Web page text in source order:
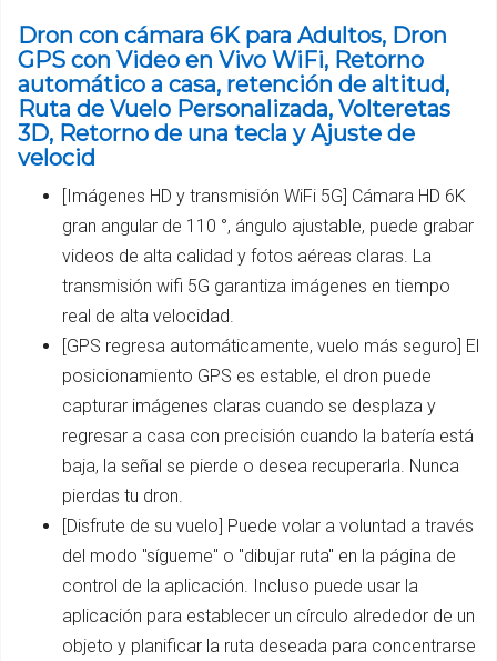
Dron con cámara 6K para Adultos, Dron
GPS con Video en Vivo WiFi, Retorno
automático a casa, retención de altitud,
Ruta de Vuelo Personalizada, Volteretas
3D, Retorno de una tecla y Ajuste de
velocid
[Imágenes HD y transmisión WiFi 5G] Cámara HD 6K
gran angular de 110 °, ángulo ajustable, puede grabar
videos de alta calidad y fotos aéreas claras. La
transmisión wifi 5G garantiza imágenes en tiempo
real de alta velocidad.
[GPS regresa automáticamente, vuelo más seguro] El
posicionamiento GPS es estable, el dron puede
capturar imágenes claras cuando se desplaza y
regresar a casa con precisión cuando la batería está
baja, la señal se pierde o desea recuperarla. Nunca
pierdas tu dron.
[Disfrute de su vuelo] Puede volar a voluntad a través
del modo "sígueme" o "dibujar ruta" en la página de
control de la aplicación. Incluso puede usar la
aplicación para establecer un círculo alrededor de un
objeto y planificar la ruta deseada para concentrarse